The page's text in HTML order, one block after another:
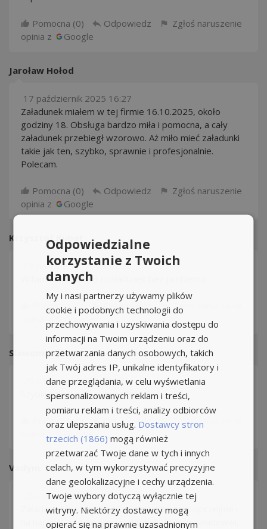
Pomocna (0) Odpowiedz
Zgłoś naruszenie
opinia z
Google
Jaroław Hołod
17 październik 2025 16:27
Załadunek miałem w tej firmie 16.10.2025, około
godziny 18. Obsługa bardzo miła i pomocna, a cały
załadunek przebiegł wzorowo. Aż miło mieć załadunki
takie jak ten, szybko, sprawnie i profesjonalnie.
Polecam.
Pomocna (0) Odpowiedz
Zgłoś naruszenie
opinia z
Google
Krzysztof Kubat
13 październik 2025 22:25
Witam firma spoko rozładunek bez problemu
Pomocna ( 0) Odpowiedz
Zgłoś naruszenie
Google
Slawomir O.
29 wrzesień 2025 17:20
Szybki załadunek, miły personel
Pomocna (0) Odpowiedz
Zgłoś naruszenie
opinia z
Google
Vadym. S
25 wrzesień 2025 11:16
Załadowali bardzo szybko, wszystko było uprzejme i
na najwyższym poziomie, chłopaki, którzy załadowali,
Odpowiedzialne
korzystanie z Twoich
danych
My i nasi partnerzy używamy plików
cookie i podobnych technologii do
przechowywania i uzyskiwania dostępu do
informacji na Twoim urządzeniu oraz do
przetwarzania danych osobowych, takich
jak Twój adres IP, unikalne identyfikatory i
dane przeglądania, w celu wyświetlania
spersonalizowanych reklam i treści,
pomiaru reklam i treści, analizy odbiorców
oraz ulepszania usług. Dostawcy stron
trzecich (1866) mogą również
przetwarzać Twoje dane w tych i innych
celach, w tym wykorzystywać precyzyjne
dane geolokalizacyjne i cechy urządzenia.
Twoje wybory dotyczą wyłącznie tej
witryny. Niektórzy dostawcy mogą
opierać się na prawnie uzasadnionym